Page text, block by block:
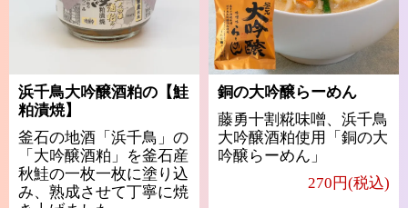
浜千鳥大吟醸酒粕の【鮭
粕漬焼】
釜石の地酒「浜千鳥」の
「大吟醸酒粕」を釜石産
秋鮭の一枚一枚に塗り込
み、熟成させて丁寧に焼
銅の大吟醸らーめん
藤勇十割糀味噌、浜千鳥
大吟醸酒粕使用「銅の大
吟醸らーめん」
270円(税込)